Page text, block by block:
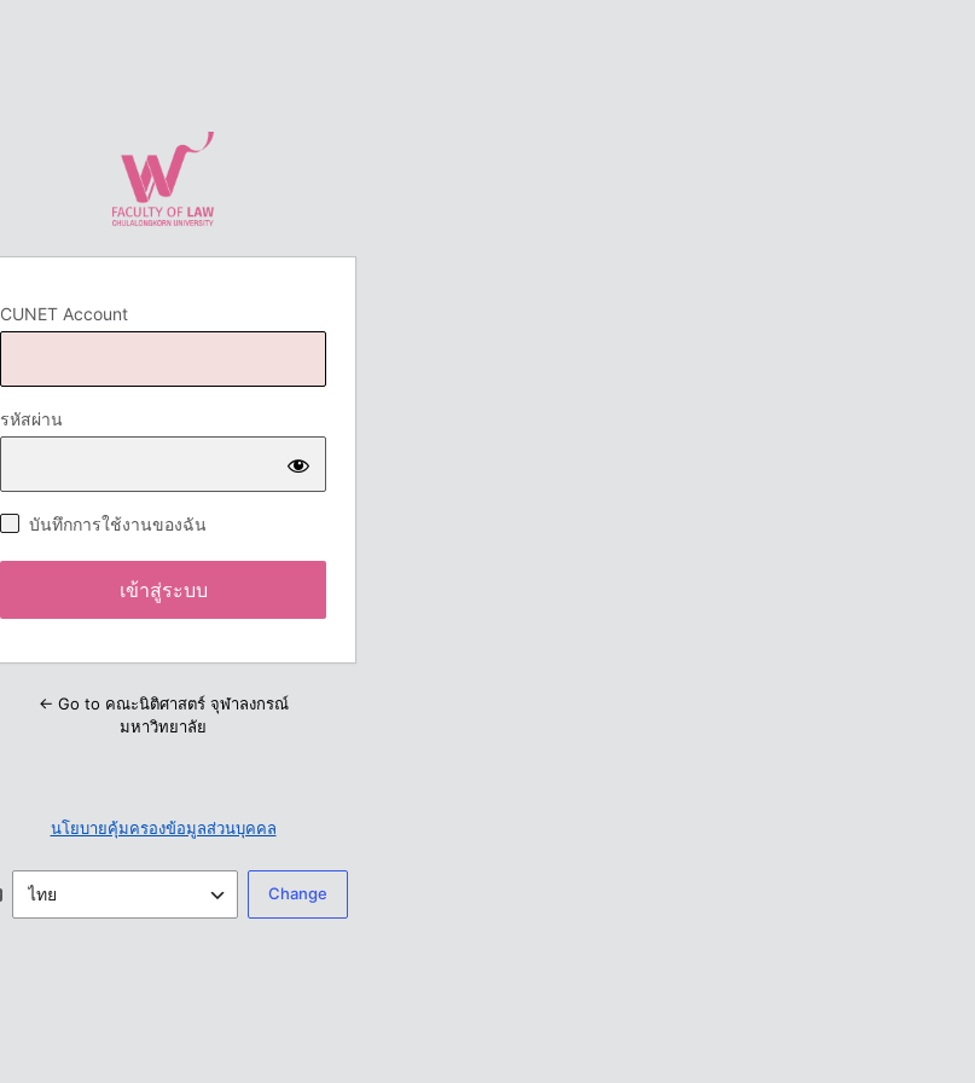
CUNET Account
รหัสผ่าน
บันทึกการใช้งานของฉัน
← Go to คณะนิติศาสตร์ จุฬาลงกรณ์
มหาวิทยาลัย
นโยบายคุ้มครองข้อมูลส่วนบุคคล
ภาษา